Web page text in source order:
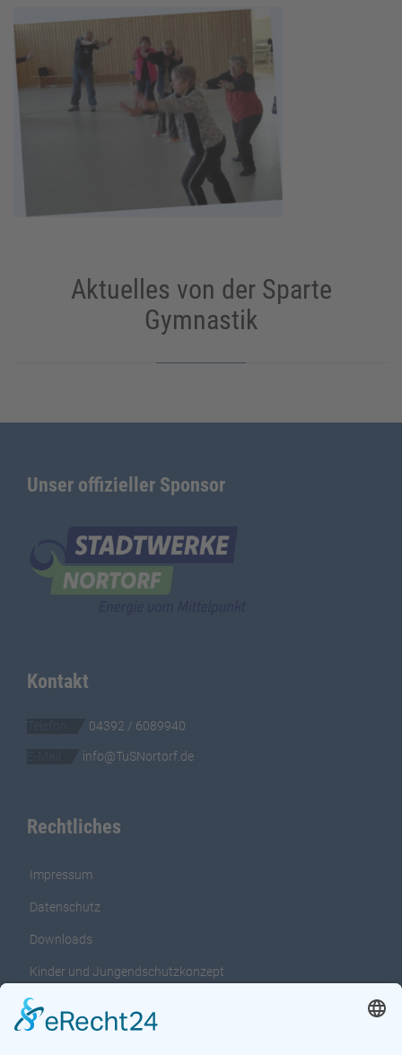
Aktuelles von der Sparte
Gymnastik
Unser offizieller Sponsor
Kontakt
04392 / 6089940
info@TuSNortorf.de
Rechtliches
Impressum
Datenschutz
Downloads
Kinder und Jungendschutzkonzept
Interventionsleitfaden für das Kinder und
Jungendschutzkonzept